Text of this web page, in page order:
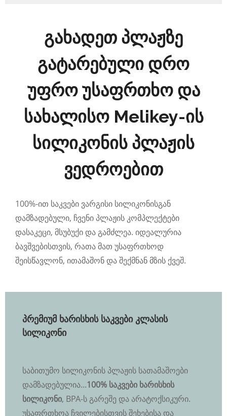
გახადეთ პლაჟზე
გატარებული დრო
უფრო უსაფრთხო და
სახალისო Melikey-ის
სილიკონის პლაჟის
ვედროებით
100%-ით საკვები ვარგისი სილიკონისგან
დამზადებული, ჩვენი პლაჟის კომპლექტები
დასაკეცი, მსუბუქი და გამძლეა. იდეალურია
ბავშვებისთვის, რათა მათ უსაფრთხოდ
შეისწავლონ, ითამაშონ და შექმნან მზის ქვეშ.
პრემიუმ ხარისხის საკვები კლასის
სილიკონი
საბითუმო სილიკონის პლაჟის სათამაშოები
დამზადებულია...100% საკვები ხარისხის
სილიკონი, BPA-ს გარეშე და არატოქსიკური.
უსაფრთხოა ჩვილებისთვის შეხებისა და